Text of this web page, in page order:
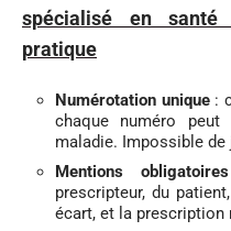
spécialisé en
pratique
Numérotation unique:
chaque numéro peut
maladie. Impossible
Mentions obligatoires
prescripteur, du
écart, et la prescription